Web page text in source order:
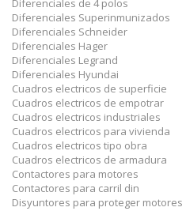
Diferenciales de 4 polos
Diferenciales Superinmunizados
Diferenciales Schneider
Diferenciales Hager
Diferenciales Legrand
Diferenciales Hyundai
Cuadros electricos de superficie
Cuadros electricos de empotrar
Cuadros electricos industriales
Cuadros electricos para vivienda
Cuadros electricos tipo obra
Cuadros electricos de armadura
Contactores para motores
Contactores para carril din
Disyuntores para proteger motores